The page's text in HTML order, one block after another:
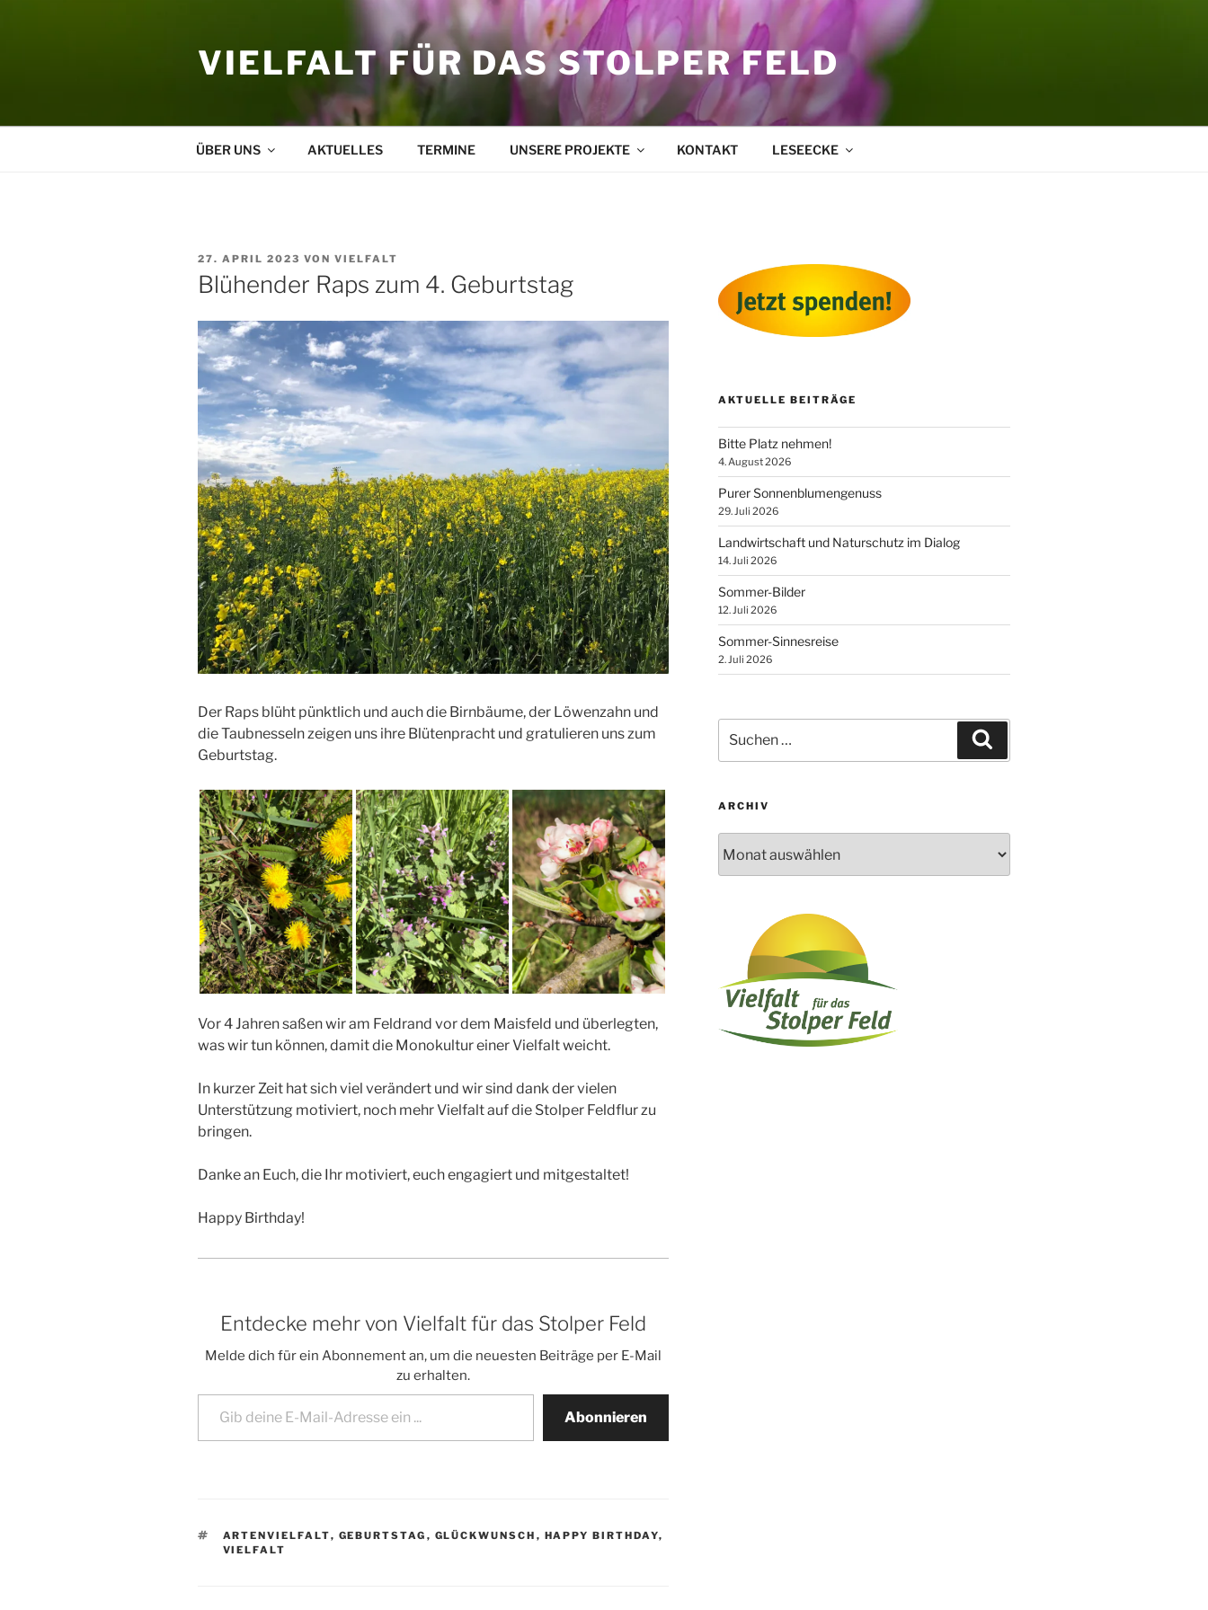
VIELFALT FÜR DAS STOLPER FELD
ÜBER UNS AKTUELLES TERMINE UNSERE PROJEKTE KONTAKT LESEECKE
VERÖFFENTLICHT
AM
27. APRIL 2023 VON VIELFALT
Blühender Raps zum 4. Geburtstag
Der Raps blüht pünktlich und auchdie Birnbäume, der Löwenzahn und
die Taubnesseln zeigen uns ihre Blütenpracht und gratulieren uns zum
Geburtstag.
Vor 4 Jahren saßen wir am Feldrand vor dem Maisfeld und überlegten,
was wir tun können, damit die Monokultur einer Vielfalt weicht.
In kurzer Zeit hat sich viel verändert und wir sind dankder vielen
Unterstützung motiviert, noch mehr Vielfalt auf die Stolper Feldflur zu
bringen.
Danke an Euch, die Ihr motiviert, euch engagiert und mitgestaltet!
Happy Birthday!
Entdecke mehr von Vielfalt für das Stolper Feld
Melde dich für ein Abonnement an, um die neuesten Beiträge per E-Mail
zu erhalten.
Gib deine E-Mail-Adresse ein ...
Abonnieren
SCHLAGWÖRTER
ARTENVIELFALT, GEBURTSTAG , GLÜCKWUNSCH , HAPPY BIRTHDAY,
VIELFALT
AKTUELLE BEITRÄGE
Bitte Platz nehmen!
4. August 2026
Purer Sonnenblumengenuss
29. Juli 2026
Landwirtschaft und Naturschutz im Dialog
14. Juli 2026
Sommer-Bilder
12. Juli 2026
Sommer-Sinnesreise
2. Juli 2026
nach:
ARCHIV